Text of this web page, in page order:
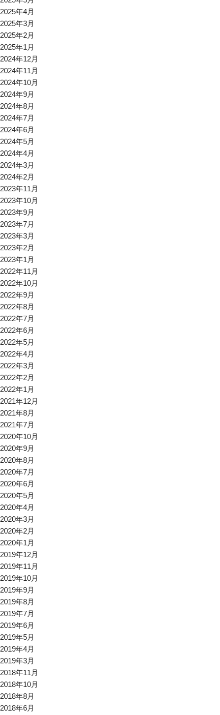
2025年4月
2025年3月
2025年2月
2025年1月
2024年12月
2024年11月
2024年10月
2024年9月
2024年8月
2024年7月
2024年6月
2024年5月
2024年4月
2024年3月
2024年2月
2023年11月
2023年10月
2023年9月
2023年7月
2023年3月
2023年2月
2023年1月
2022年11月
2022年10月
2022年9月
2022年8月
2022年7月
2022年6月
2022年5月
2022年4月
2022年3月
2022年2月
2022年1月
2021年12月
2021年8月
2021年7月
2020年10月
2020年9月
2020年8月
2020年7月
2020年6月
2020年5月
2020年4月
2020年3月
2020年2月
2020年1月
2019年12月
2019年11月
2019年10月
2019年9月
2019年8月
2019年7月
2019年6月
2019年5月
2019年4月
2019年3月
2018年11月
2018年10月
2018年8月
2018年6月